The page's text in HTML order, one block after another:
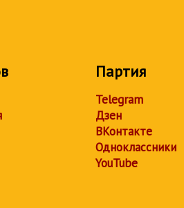
Партия
Telegram
Дзен
ВКонтакте
Одноклассники
YouTube